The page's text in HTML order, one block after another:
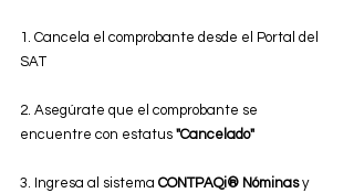
1. Cancela el comprobante desde el Portal del
SAT
2. Asegúrate que el comprobante se
encuentre con estatus "Cancelado"
3. Ingresa al sistema CONTPAQi® Nóminas y